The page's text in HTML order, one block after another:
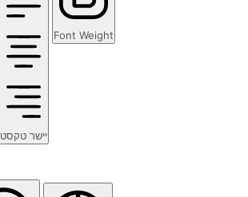
יישר טקסט
Font Weight